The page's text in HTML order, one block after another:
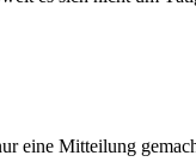
eine Mitteilung